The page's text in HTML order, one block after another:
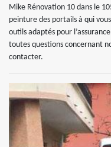
Mike Rénovation 10 dans le
peinture des portails à qui
outils adaptés pour
toutes questions concernant
contacter.